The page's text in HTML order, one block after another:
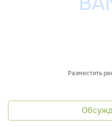
Разместить